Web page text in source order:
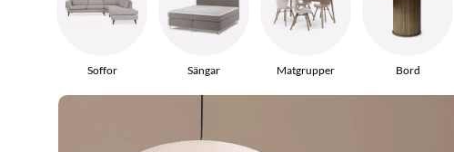
Soffor Sängar Matgrupper Bord